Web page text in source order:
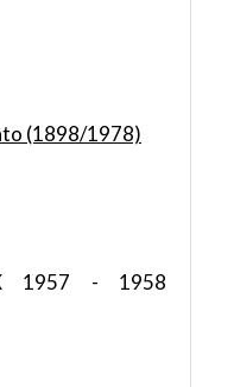
(1898/1978)
1957 - 1958